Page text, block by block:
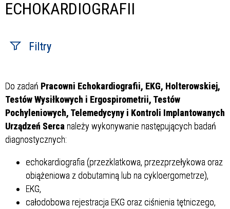
ECHOKARDIOGRAFII
Filtry
nazwisko
Struktura
Sprawa
Do zadań Pracowni Echokardiografii, EKG, Holterowskiej,
Testów Wysiłkowych i Ergospirometrii, Testów
Pochyleniowych, Telemedycyny i Kontroli Implantowanych
Urządzeń Serca należy wykonywanie następujących badań
diagnostycznych:
echokardiografia (przezklatkowa, przezprzełykowa oraz
obiążeniowa z dobutaminą lub na cykloergometrze),
EKG,
całodobowa rejestracja EKG oraz ciśnienia tętniczego,